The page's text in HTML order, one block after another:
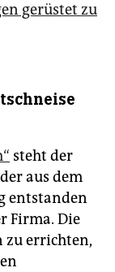
gerüstet zu
steht der
aus dem
entstanden
Firma. Die
zu errichten,